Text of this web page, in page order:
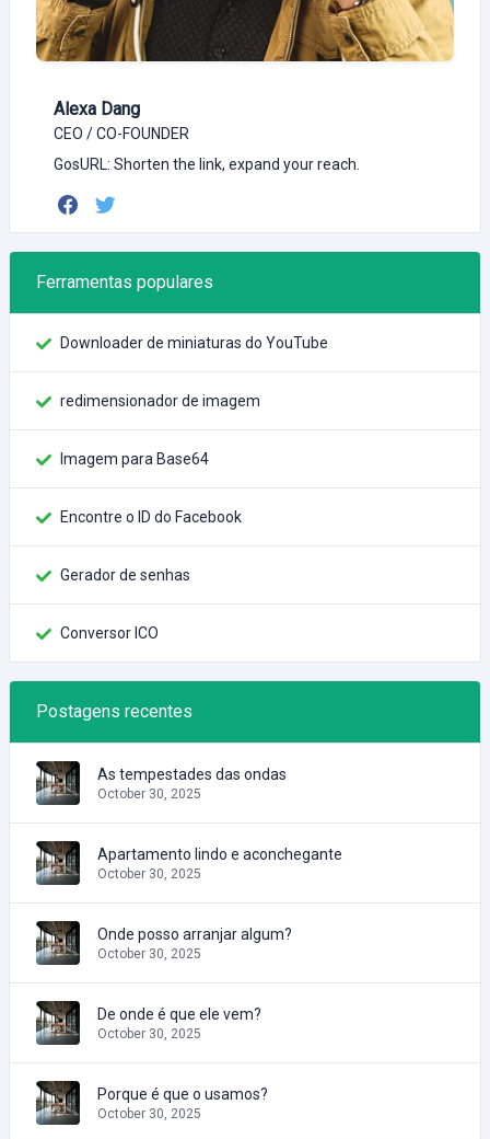
Alexa Dang
CEO / CO-FOUNDER
GosURL: Shorten the link, expand your reach.
Ferramentas populares
Downloader de miniaturas do YouTube
redimensionador de imagem
Imagem para Base64
Encontre o ID do Facebook
Gerador de senhas
Conversor ICO
Postagens recentes
As tempestades das ondas
October 30, 2025
Apartamento lindo e aconchegante
October 30, 2025
Onde posso arranjar algum?
October 30, 2025
De onde é que ele vem?
October 30, 2025
Porque é que o usamos?
October 30, 2025